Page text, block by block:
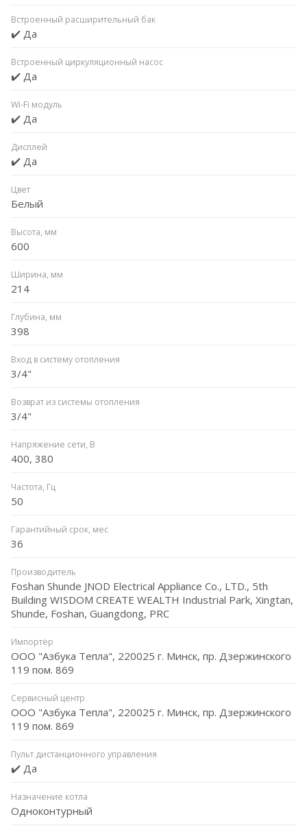
Встроенный расширительный бак
✔️ Да
Встроенный циркуляционный насос
✔️ Да
Wi-Fi модуль
✔️ Да
Дисплей
✔️ Да
Цвет
Белый
Высота, мм
600
Ширина, мм
214
Глубина, мм
398
Вход в систему отопления
3/4"
Возврат из системы отопления
3/4"
Напряжение сети, В
400, 380
Частота, Гц
50
Гарантийный срок, мес
36
Производитель
Foshan Shunde JNOD Electrical Appliance Co., LTD., 5th
Building WISDOM CREATE WEALTH Industrial Park, Xingtan,
Shunde, Foshan, Guangdong, PRC
Импортёр
ООО "Азбука Тепла", 220025 г. Минск, пр. Дзержинского
119 пом. 869
Сервисный центр
ООО "Азбука Тепла", 220025 г. Минск, пр. Дзержинского
119 пом. 869
Пульт дистанционного управления
✔️ Да
Назначение котла
Одноконтурный